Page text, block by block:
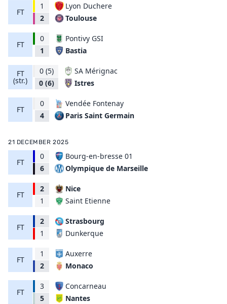
FT
1
2
Lyon Duchere
Toulouse
FT
0
1
Pontivy GSI
Bastia
FT
(str.)
0 (5)
0 (6)
SA Mérignac
Istres
FT
0
4
Vendée Fontenay
Paris Saint Germain
21 DECEMBER 2025
FT
0
6
Bourg-en-bresse 01
Olympique de Marseille
FT
2
1
Nice
Saint Etienne
FT
2
1
Strasbourg
Dunkerque
FT
1
2
Auxerre
Monaco
FT
3
5
Concarneau
Nantes